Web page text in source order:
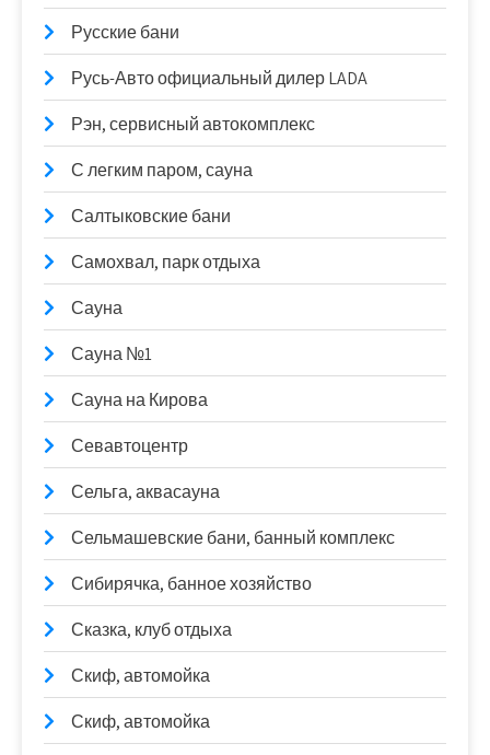
Русские бани
Русь-Авто официальный дилер LADA
Рэн, сервисный автокомплекс
С легким паром, сауна
Салтыковские бани
Самохвал, парк отдыха
Сауна
Сауна №1
Сауна на Кирова
Севавтоцентр
Сельга, аквасауна
Сельмашевские бани, банный комплекс
Сибирячка, банное хозяйство
Сказка, клуб отдыха
Скиф, автомойка
Скиф, автомойка